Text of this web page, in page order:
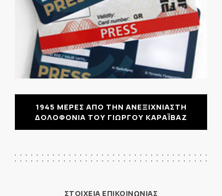
1945 ΜΕΡΕΣ ΑΠΟ ΤΗΝ ΑΝΕΞΙΧΝΙΑΣΤΗ
ΔΟΛΟΦΟΝΙΑ ΤΟΥ ΓΙΩΡΓΟΥ ΚΑΡΑΪΒΑΖ
ΣΤΟΙΧΕΙΑ ΕΠΙΚΟΙΝΩΝΙΑΣ